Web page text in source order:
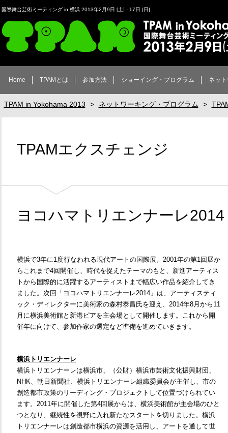
国際舞台芸術ミーティング in 横浜 2013年2月9日 [土] - 17日 [日]
Home TPAMとは 参加方法 ショーイング・プログラム ネッ
TPAM in Yokohama 2013 > ネットワーキング・プログラム >
TPAMエクスチェンジ
ヨコハマトリエンナーレ2014
横浜で3年に1度行なわれる現代アートの国際展。2001年の第1回展か
らこれまで4回開催し、時代を捉えたテーマのもと、新進アーティス
トから国際的に活躍するアーティストまで幅広い作品を紹介してき
ました。次回「ヨコハマトリエンナーレ2014」は、アーティスティ
ック・ディレクターに美術家の森村泰昌氏を迎え、2014年8月から11
月に横浜美術館と新港ピアを主会場として開催します。これから開
催年に向けて、参加作家の選定など準備を進めていきます。
横浜トリエンナーレ
横浜トリエンナーレは横浜市、（公財）横浜市芸術文化振興財団、
NHK、朝日新聞社、横浜トリエンナーレ組織委員会が主催し、市の
創造都市政策のリーディング・プロジェクトして位置づけられてい
ます。2011年に開催した第4回展からは、横浜美術館が主会場のひと
つとなり、継続性を視野に入れ新たなスタートを切りました。横浜
トリエンナーレは創造都市横浜の資源を活用し、アートを通して世